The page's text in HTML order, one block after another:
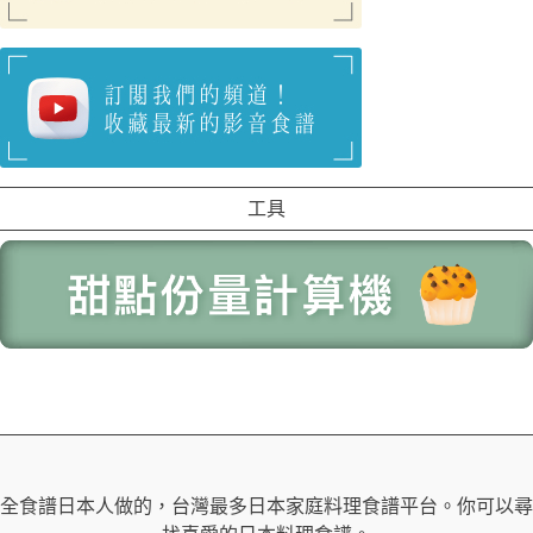
工具
全食譜日本人做的，台灣最多日本家庭料理食譜平台。你可以尋